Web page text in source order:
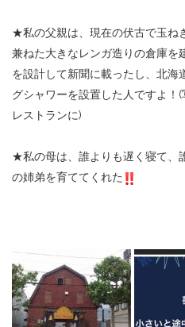
★私の父親は、現在の伏古で玉ね
兼ねた大きなレンガ造りの倉庫を
を設計して新聞に載ったし、北海
グシャワーを設置した人ですよ！ (
レストランに)
★私の母は、誰よりも遅く寝て、
の姉弟を育ててくれた